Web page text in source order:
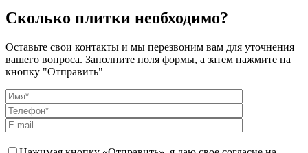
Сколько плитки необходимо?
Оставьте свои контакты и мы перезвоним вам для уточнения
вашего вопроса. Заполните поля формы, а затем нажмите на
кнопку "Отправить"